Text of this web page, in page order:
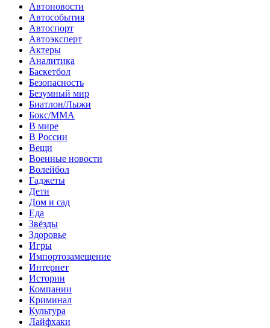
Автоновости
Автособытия
Автоспорт
Автоэксперт
Актеры
Аналитика
Баскетбол
Безопасность
Безумный мир
Биатлон/Лыжи
Бокс/MMA
В мире
В России
Вещи
Военные новости
Волейбол
Гаджеты
Дети
Дом и сад
Еда
Звёзды
Здоровье
Игры
Импортозамещение
Интернет
Истории
Компании
Криминал
Культура
Лайфхаки